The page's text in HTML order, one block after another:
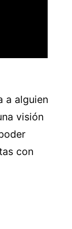
a alguien
visión
con